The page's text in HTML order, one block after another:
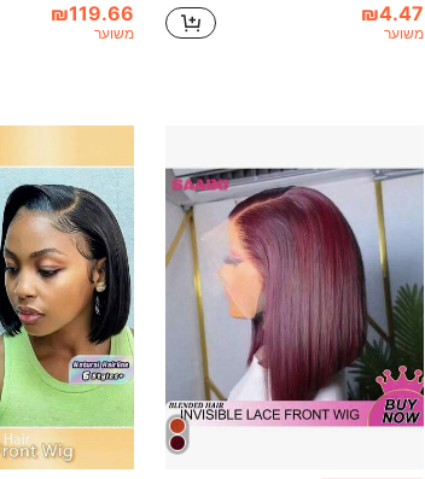
₪4.47
משוער
₪119.66
משוער